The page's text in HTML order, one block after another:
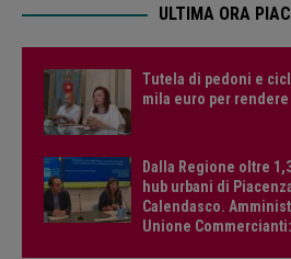
ULTIMA ORA
Tutela di pedoni e
mila euro per
Dalla Regione oltre
hub urbani di
Calendasco.
Unione